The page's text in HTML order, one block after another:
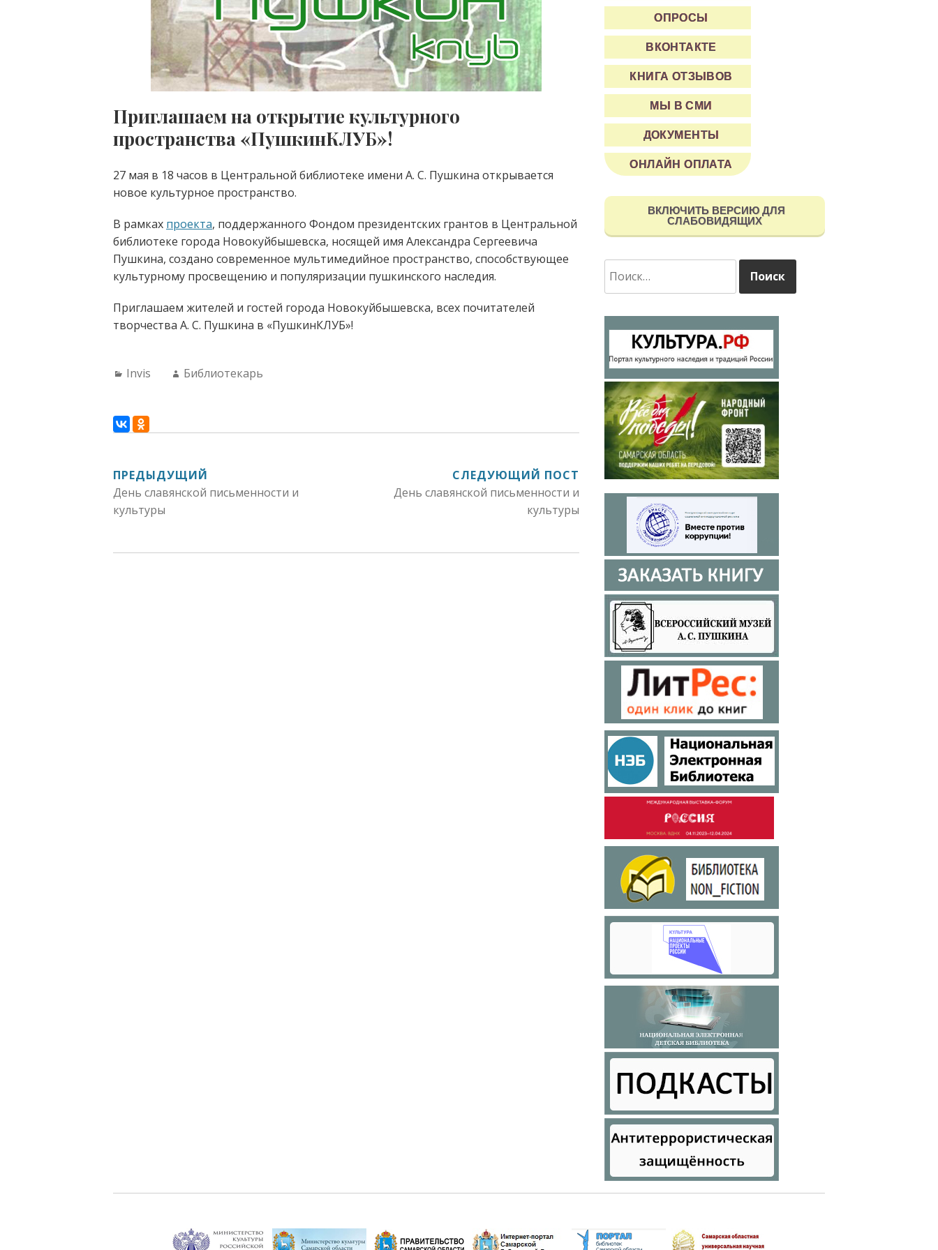
Приглашаем на открытие культурного
пространства «ПушкинКЛУБ»!
27 мая в 18 часов в Центральной библиотеке имени А. С. Пушкина открывается
новое культурное пространство.
В рамках проекта, поддержанного Фондом президентских грантов в Центральной
библиотеке города Новокуйбышевска, носящей имя Александра Сергеевича
Пушкина, создано современное мультимедийное пространство, способствующее
культурному просвещению и популяризации пушкинского наследия.
Приглашаем жителей и гостей города Новокуйбышевска, всех почитателей
творчества А. С. Пушкина в «ПушкинКЛУБ»!
Categories:
Invis Author:
Библиотекарь
НАВИГАЦИЯ
ПО
ПРЕДЫДУЩИЙ
День славянской письменности и
культуры
СЛЕДУЮЩИЙ ПОСТ
День славянской письменности и
культуры
ОПРОСЫ
ВКОНТАКТЕ
КНИГА ОТЗЫВОВ
МЫ В СМИ
ДОКУМЕНТЫ
ОНЛАЙН ОПЛАТА
ВКЛЮЧИТЬ ВЕРСИЮ ДЛЯ
СЛАБОВИДЯЩИХ